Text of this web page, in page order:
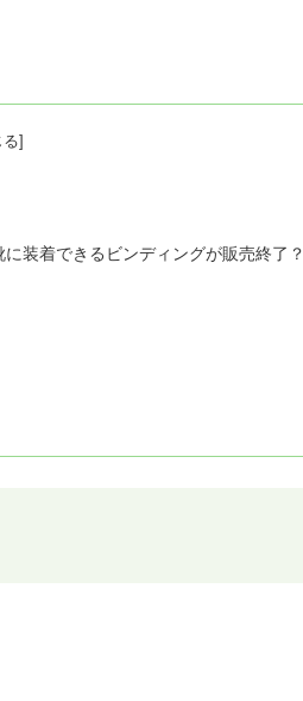
装着できるビンディングが販売終了？